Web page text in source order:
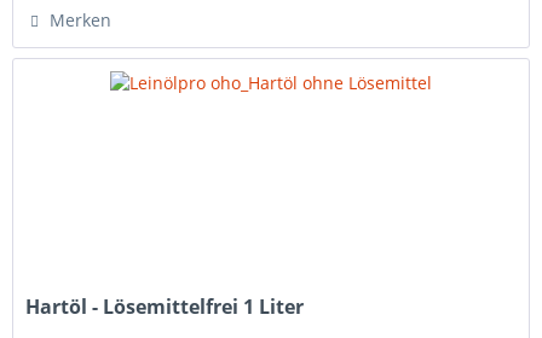
Merken
Hartöl - Lösemittelfrei 1 Liter